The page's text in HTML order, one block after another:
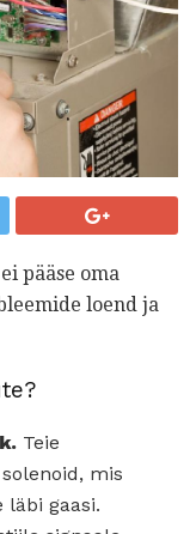
pääse oma
loend ja
Teie
mis
läbi gaasi.